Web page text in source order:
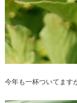
今年も一杯ついてます